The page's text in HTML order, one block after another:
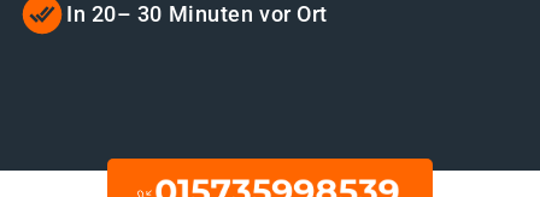
In 20– 30 Minuten vor Ort